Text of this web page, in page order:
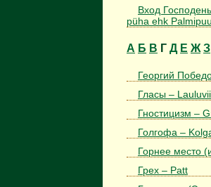
Вход
püha ehk
А Б В Г Д Е Ж З
Георгий
Гласы –
Гностицизм –
Голгофа –
Горнее место
Грех – Patt